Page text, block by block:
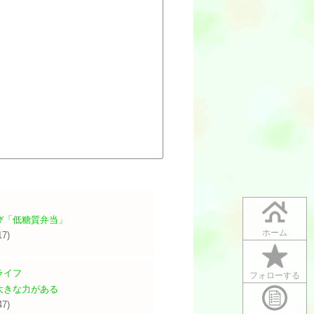
ホーム
フォローする
低糖質弁当」
イフ
きな力がある